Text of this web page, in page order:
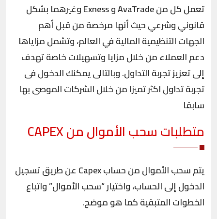
تعمل كل من AvaTrade و Exness وغيرهما بشكل
قانوني وشرعي حيث أنها مرخصة من قبل أهم
الجهات التنظيمية المالية في العالم، وتشمل مزاياها
دعم العملاء من خلال مزايا وتسهيلات خاصة تهدف
إلى تعزيز تجربة التداول. وبالتالى يمكنك الدخول فى
تجربة تداول اكثر تميزا من خلال الشركات الموصى بها
سابقا
متطلبات سحب الأموال منCAPEX
يتم سحب الأموال من حساب Capex عن طريق تسجيل
الدخول إلى الحساب، واختيار “سحب الأموال” واتباع
الخطوات المتبقية كما هو موضح.